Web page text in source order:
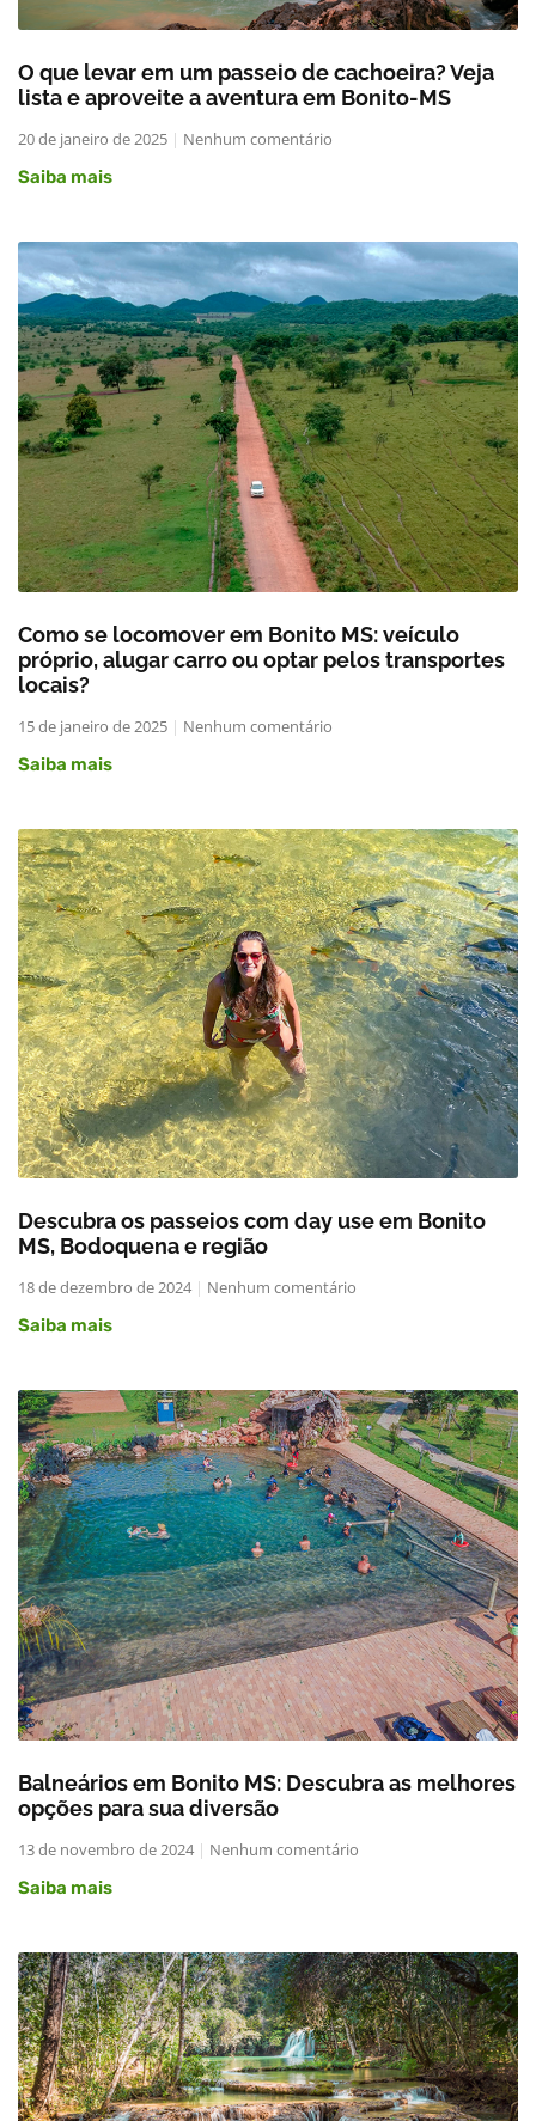
O que levar em um passeio de cachoeira? Veja
lista e aproveite a aventura em Bonito-MS
20 de janeiro de 2025
Nenhum comentário
Saiba mais
Como se locomover em Bonito MS: veículo
próprio, alugar carro ou optar pelos transportes
locais?
15 de janeiro de 2025
Nenhum comentário
Saiba mais
Descubra os passeios com day use em Bonito
MS, Bodoquena e região
18 de dezembro de 2024
Nenhum comentário
Saiba mais
Balneários em Bonito MS: Descubra as melhores
opções para sua diversão
13 de novembro de 2024
Nenhum comentário
Saiba mais